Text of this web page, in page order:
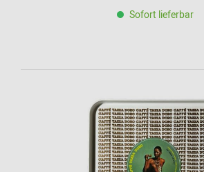
Sofort lieferbar